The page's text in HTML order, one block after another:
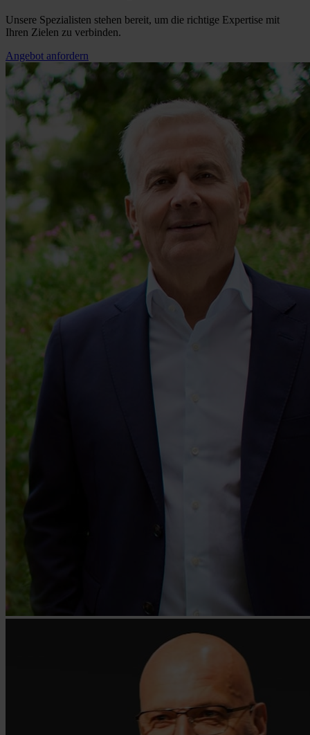
Unsere Spezialisten stehen bereit, um die richtige Expertise mit
Ihren Zielen zu verbinden.
Angebot anfordern